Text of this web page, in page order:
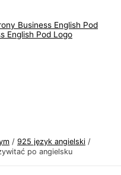
/ 925 język angielski /
po angielsku